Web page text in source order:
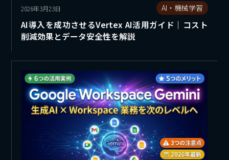
2026年3月23日 AI・機械学習
AI導入を成功させるVertex AI活用ガイド｜コスト
削減効果とデータ安全性を解説